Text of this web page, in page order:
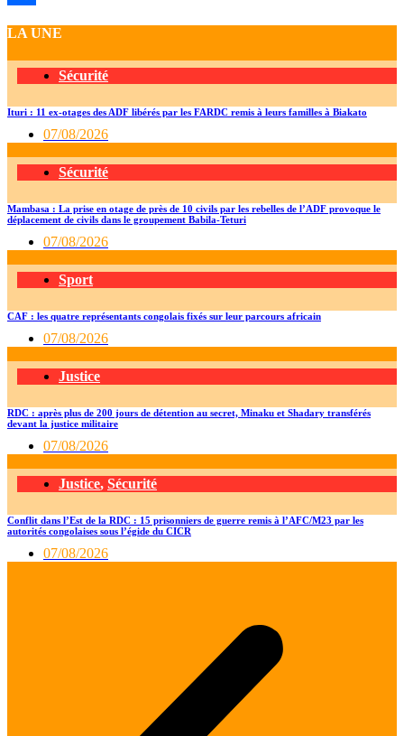
LA UNE
Sécurité
Ituri : 11 ex-otages des ADF libérés par les FARDC remis à leurs familles à Biakato
07/08/2026
Sécurité
Mambasa : La prise en otage de près de 10 civils par les rebelles de l’ADF provoque le
déplacement de civils dans le groupement Babila-Teturi
07/08/2026
Sport
CAF : les quatre représentants congolais fixés sur leur parcours africain
07/08/2026
Justice
RDC : après plus de 200 jours de détention au secret, Minaku et Shadary transférés
devant la justice militaire
07/08/2026
Justice, Sécurité
Conflit dans l’Est de la RDC : 15 prisonniers de guerre remis à l’AFC/M23 par les
autorités congolaises sous l’égide du CICR
07/08/2026